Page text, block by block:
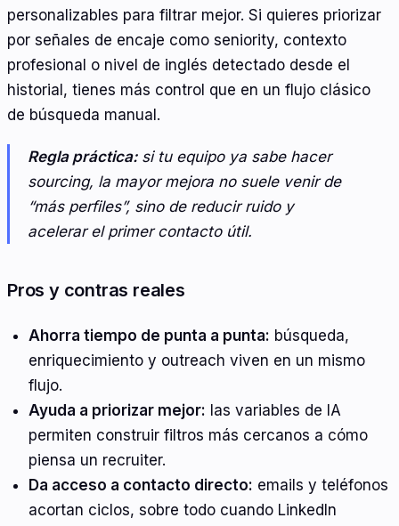
personalizables para filtrar mejor. Si quieres priorizar
por señales de encaje como seniority, contexto
profesional o nivel de inglés detectado desde el
historial, tienes más control que en un flujo clásico
de búsqueda manual.
Regla práctica:si tu equipo ya sabe hacer
sourcing, la mayor mejora no suele venir de
“más perfiles”, sino de reducir ruido y
acelerar el primer contacto útil.
Pros y contras reales
Ahorra tiempo de punta a punta: búsqueda,
enriquecimiento y outreach viven en un mismo
flujo.
Ayuda a priorizar mejor: las variables de IA
permiten construir filtros más cercanos a cómo
piensa un recruiter.
Da acceso a contacto directo: emails y teléfonos
acortan ciclos, sobre todo cuando LinkedIn